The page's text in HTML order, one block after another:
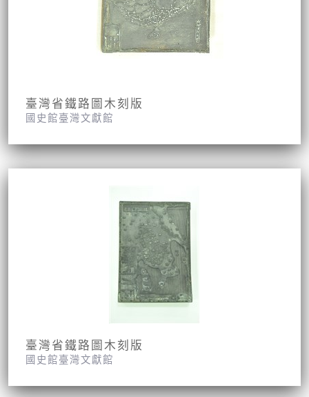
臺灣省鐵路圖木刻版
國史館臺灣文獻館
臺灣省鐵路圖木刻版
國史館臺灣文獻館